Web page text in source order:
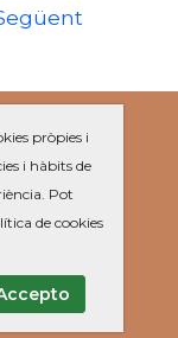
pròpies i
i hàbits de
Pot
de cookies